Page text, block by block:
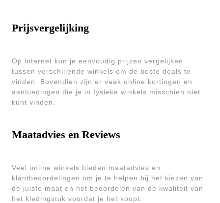
Prijsvergelijking
Op internet kun je eenvoudig prijzen vergelijken
tussen verschillende winkels om de beste deals te
vinden. Bovendien zijn er vaak online kortingen en
aanbiedingen die je in fysieke winkels misschien niet
kunt vinden.
Maatadvies en Reviews
Veel online winkels bieden maatadvies en
klantbeoordelingen om je te helpen bij het kiezen van
de juiste maat en het beoordelen van de kwaliteit van
het kledingstuk voordat je het koopt.